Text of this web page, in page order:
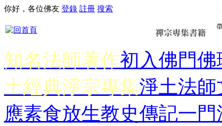
你好，各位佛友 登錄 註冊 搜索
知名法師著作初入佛門佛
土經典淨宗專集淨土法師
應素食放生教史傳記一門